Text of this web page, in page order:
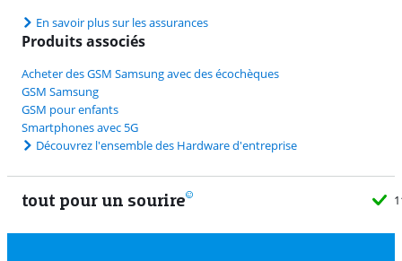
En savoir plus sur les assurances
Produits associés
Acheter des GSM Samsung avec des écochèques
GSM Samsung
GSM pour enfants
Smartphones avec 5G
Découvrez l'ensemble des Hardware d'entreprise
tout pour un sourire 11